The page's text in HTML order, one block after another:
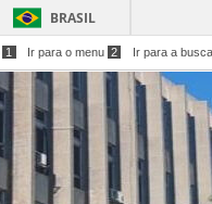
BRASIL
1 Ir para o menu 2 Ir para a busca